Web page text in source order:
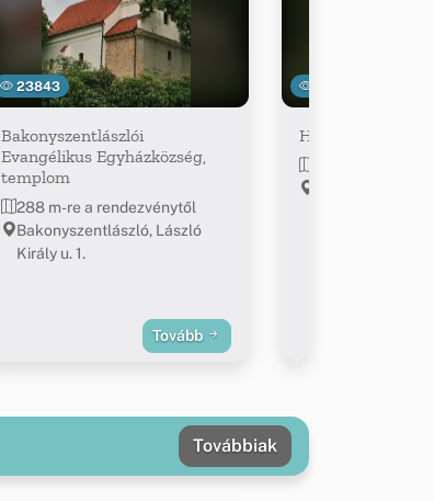
23843
Bakonyszentlászlói
Evangélikus Egyházközség,
templom
288 m-re a rendezvénytől
Bakonyszentlászló, László
Király u. 1.
Tovább
Hódos-éri
Továbbiak